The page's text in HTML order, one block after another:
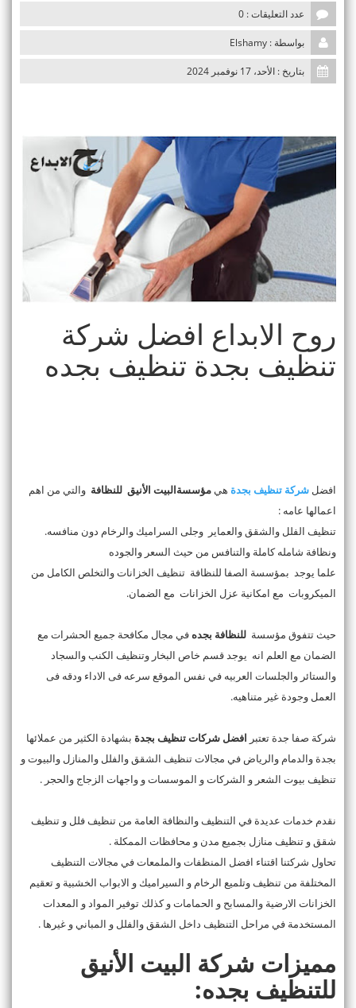
عدد التعليقات : 0
بواسطة : Elshamy
بتاريخ : الأحد، 17 نوفمبر 2024
روح الابداع افضل شركة
تنظيف بجدة تنظيف بجده
افضل شركة تنظيف بجدة هيمؤسسةالبيت الأنيق للنظافة والتي من اهم
اعمالها عامه :
تنظيف الفلل والشقق والعماير وجلى السراميك والرخام دون منافسه.
ونظافة شامله كاملة والتنافس من حيث السعر والجوده
علما يوجد بمؤسسة الصفا للنظافة تنظيف الخزانات والتخلص الكامل من
الميكروبات مع امكانية عزل الخزانات مع الضمان.
حيث تتفوق مؤسسة للنظافة بجده في مجال مكافحة جميع الحشرات مع
الضمان مع العلم انه يوجد قسم خاص البخار وتنظيف الكنب والسجاد
والستائر والجلسات العربيه في نفس الموقع سرعه فى الاداء ودقه فى
العمل وجودة غير متناهيه.
شركة صفا جدة تعتبر افضل شركات تنظيف بجدة بشهادة الكثير من عملائها
بجدة والدمام والرياض في مجالات تنظيف الشقق والفلل والمنازل والبيوت و
تنظيف بيوت الشعر و الشركات و الموسسات و واجهات الزجاج والحجر .
نقدم خدمات عديدة في التنظيف والنظافة العامة من تنظيف فلل و تنظيف
شقق و تنظيف منازل بجميع مدن و محافظات الممكلة .
تحاول شركتنا اقتناء افضل المنظفات والملمعات في مجالات التنظيف
المختلفة من تنظيف وتلميع الرخام و السيراميك و الابواب الخشبية و تعقيم
الخزانات الارضية والمسابح و الحمامات و كذلك توفير المواد و المعدات
المستخدمة في مراحل التنظيف داخل الشقق والفلل و المباني و غيرها .
مميزات شركة البيت الأنيق
للتنظيف بجده: